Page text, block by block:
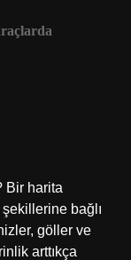
Bir harita
bağlı
göller ve
arttıkça